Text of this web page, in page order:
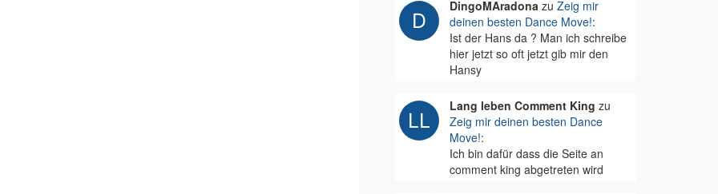
DingoMAradonazu Zeig mir
deinen besten Dance Move!:
Ist der Hans da ? Man ich schreibe
hier jetzt so oft jetzt gib mir den
Hansy
Lang leben Comment King zu
Zeig mir deinen besten Dance
Move!:
Ich bin dafür dass die Seite an
comment king abgetreten wird